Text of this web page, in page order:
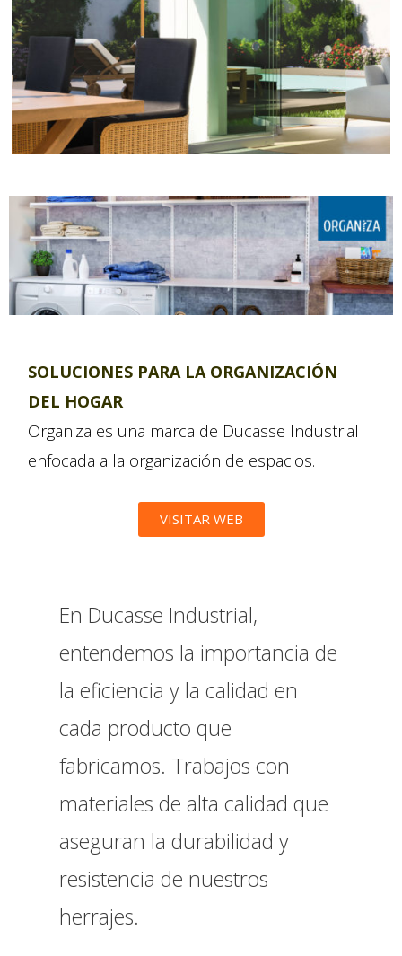
SOLUCIONES PARA LA ORGANIZACIÓN
DEL HOGAR
Organiza es una marca de Ducasse Industrial
enfocada a la organización de espacios.
VISITAR WEB
En Ducasse Industrial,
entendemos la importancia de
la eficiencia y la calidad en
cada producto que
fabricamos. Trabajos con
materiales de alta calidad que
aseguran la durabilidad y
resistencia de nuestros
herrajes.